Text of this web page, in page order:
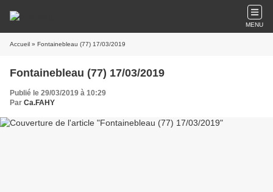
MENU
Accueil » Fontainebleau (77) 17/03/2019
Fontainebleau (77) 17/03/2019
Publié le 29/03/2019 à 10:29
Par Ca.FAHY